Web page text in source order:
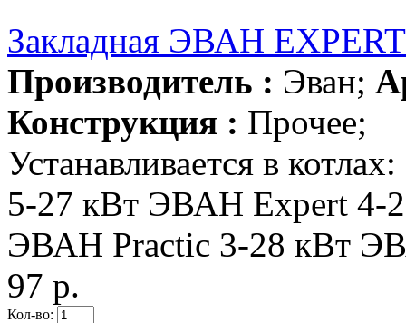
Закладная ЭВАН
Производитель : Эван;
Конструкция : Прочее;
Устанавливается в
5-27 кВт ЭВАН Expert 4-
ЭВАН Practic 3-28 кВт
97 р.
Кол-во: